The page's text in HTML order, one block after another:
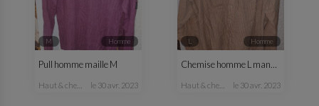
M homme
Pull homme maille M
haut & chemise le 30 avr. 2023
L homme
Chemise homme L manches longues
haut & chemise le 30 avr. 2023